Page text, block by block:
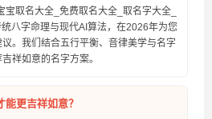
取名大全_免费取名大全_取名字大全_
八字命理与现代AI算法，在2026年为您
。我们结合五行平衡、音律美学与名字
祥如意的名字方案。
更吉祥如意？